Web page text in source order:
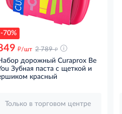
-70%
д/шт 2 789 д
дорожный Curaprox Be
Зубная паста с щеткой и
красный
Только в торговом центре